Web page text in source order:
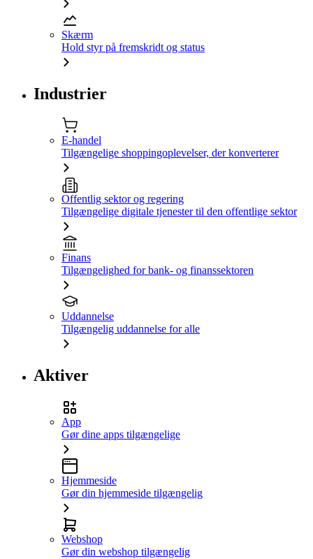
Skærm
Hold styr på fremskridt og status
Industrier
E-handel
Tilgængelige shoppingoplevelser, der konverterer
Offentlig sektor og regering
Tilgængelige digitale tjenester til den offentlige sektor
Finans
Tilgængelighed for bank- og finanssektoren
Uddannelse
Tilgængelig uddannelse for alle
Aktiver
App
Gør dine apps tilgængelige
Hjemmeside
Gør din hjemmeside tilgængelig
Webshop
Gør din webshop tilgængelig